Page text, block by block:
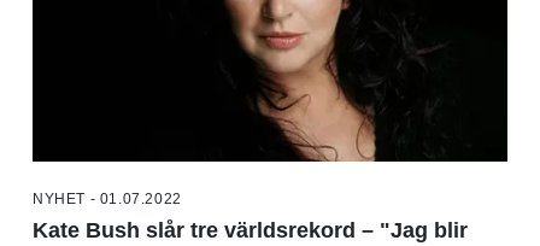
NYHET - 01.07.2022
Kate Bush slår tre världsrekord – "Jag blir